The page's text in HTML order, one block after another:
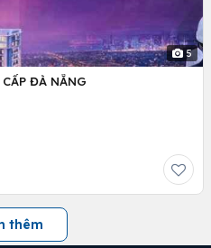
5
ĐÀ NẴNG
thêm